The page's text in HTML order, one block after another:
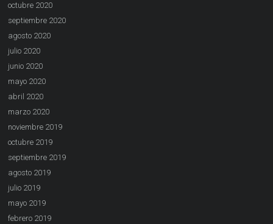
octubre 2020
septiembre 2020
agosto 2020
julio 2020
junio 2020
mayo 2020
abril 2020
marzo 2020
noviembre 2019
octubre 2019
septiembre 2019
agosto 2019
julio 2019
mayo 2019
febrero 2019